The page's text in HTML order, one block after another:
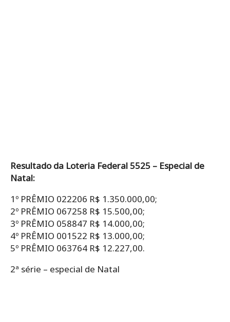
Resultado da Loteria Federal 5525 – Especial de
Natal:
1º PRÊMIO 022206 R$ 1.350.000,00;
2º PRÊMIO 067258 R$ 15.500,00;
3º PRÊMIO 058847 R$ 14.000,00;
4º PRÊMIO 001522 R$ 13.000,00;
5º PRÊMIO 063764 R$ 12.227,00.
2ª série – especial de Natal